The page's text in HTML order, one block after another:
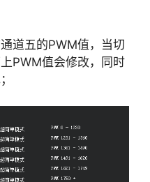
道五的PWM值，当切
PWM值会修改，同时